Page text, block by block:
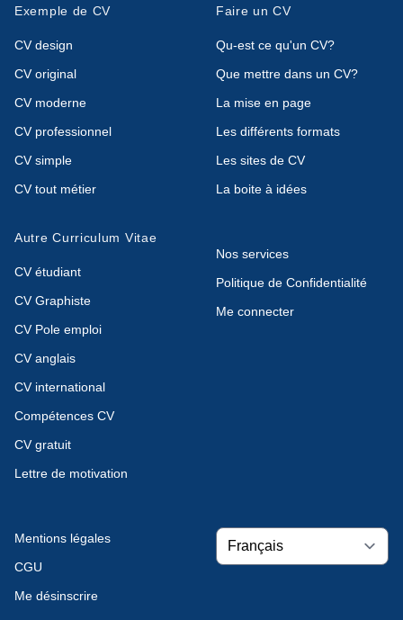
Exemple de CV
CV design
CV original
CV moderne
CV professionnel
CV simple
CV tout métier
Faire un CV
Qu-est ce qu'un CV?
Que mettre dans un CV?
La mise en page
Les différents formats
Les sites de CV
La boite à idées
Autre Curriculum Vitae
CV étudiant
CV Graphiste
CV Pole emploi
CV anglais
CV international
Compétences CV
CV gratuit
Lettre de motivation
Nos services
Politique de Confidentialité
Me connecter
Mentions légales
CGU
Me désinscrire